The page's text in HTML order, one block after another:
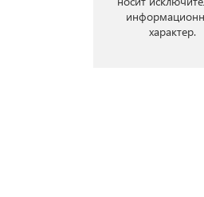
характер.